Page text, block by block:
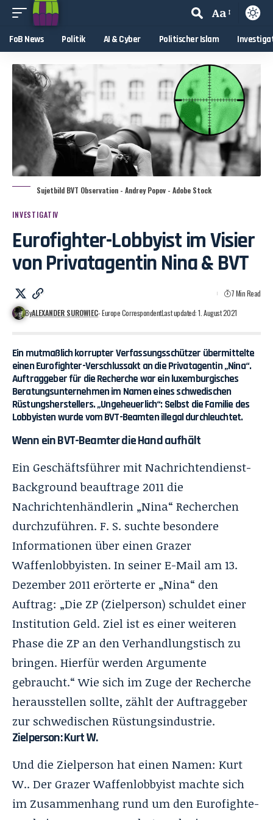
Aa
FoB News Politik AI & Cyber Politischer Islam
Sujetbild BVT Observation - Andrey Popov - Adobe Stock
INVESTIGATIV
Eurofighter-Lobbyist im Visier
von Privatagentin Nina & BVT
ByALEXANDER SUROWIEC- Europe CorrespondentLast updated: 1. August 2021
7 Min Read
Ein mutmaßlich korrupter Verfassungsschützer übermittelte
einen Eurofighter-Verschlussakt an die Privatagentin „Nina“.
Auftraggeber für die Recherche war ein luxemburgisches
Beratungsunternehmen im Namen eines schwedischen
Rüstungsherstellers. „Ungeheuerlich“: Selbst die Familie des
Lobbyisten wurde vom BVT-Beamten illegal durchleuchtet.
Wenn ein BVT-Beamter die Hand aufhält
Ein Geschäftsführer mit Nachrichtendienst-
Background beauftrage 2011 die
Nachrichtenhändlerin „Nina“ Recherchen
durchzuführen. F. S. suchte besondere
Informationen über einen Grazer
Waffenlobbyisten. In seiner E-Mail am 13.
Dezember 2011 erörterte er „Nina“ den
Auftrag: „Die ZP (Zielperson) schuldet einer
Institution Geld. Ziel ist es einer weiteren
Phase die ZP an den Verhandlungstisch zu
bringen. Hierfür werden Argumente
gebraucht.“ Wie sich im Zuge der Recherche
herausstellen sollte, zählt der Auftraggeber
zur schwedischen Rüstungsindustrie.
Zielperson: Kurt W.
Und die Zielperson hat einen Namen: Kurt
W.. Der Grazer Waffenlobbyist machte sich
im Zusammenhang rund um den Eurofighte-